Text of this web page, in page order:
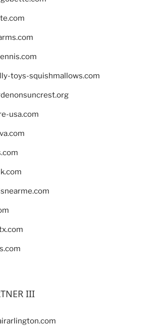
toys-squishmallows.com
usa.com
III